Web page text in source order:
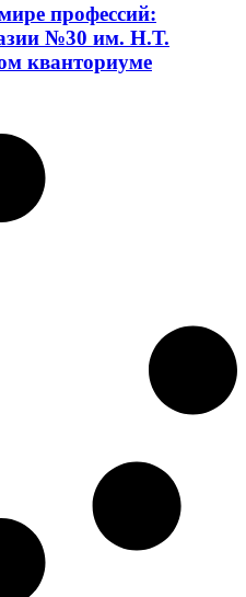
профессий:
№30 им. Н.Т.
кванториуме